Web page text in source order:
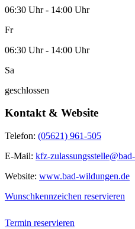
06:30 Uhr - 14:00 Uhr
Fr
06:30 Uhr - 14:00 Uhr
Sa
geschlossen
Kontakt & Website
Telefon: (05621) 961-505
E-Mail: kfz-
Website: www.bad-wildungen.de
Wunschkennzeichen reservieren
Termin reservieren